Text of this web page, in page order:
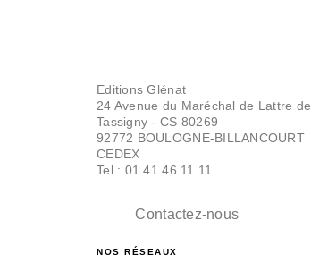
Editions Glénat
24 Avenue du Maréchal de Lattre de
Tassigny - CS 80269
92772 BOULOGNE-BILLANCOURT
CEDEX
Tel : 01.41.46.11.11
Contactez-nous
NOS RÉSEAUX